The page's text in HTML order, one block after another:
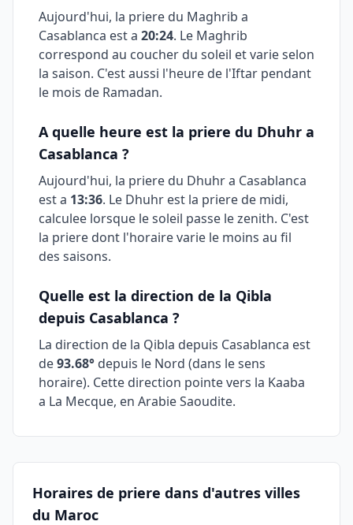
Aujourd'hui, la priere du Maghrib a
Casablanca est a 20:24. Le Maghrib
correspond au coucher du soleil et varie selon
la saison. C'est aussi l'heure de l'Iftar pendant
le mois de Ramadan.
A quelle heure est la priere du Dhuhr a
Casablanca ?
Aujourd'hui, la priere du Dhuhr a Casablanca
est a 13:36. Le Dhuhr est la priere de midi,
calculee lorsque le soleil passe le zenith. C'est
la priere dont l'horaire varie le moins au fil
des saisons.
Quelle est la direction de la Qibla
depuis Casablanca ?
La direction de la Qibla depuis Casablanca est
de93.68° depuis le Nord (dans le sens
horaire). Cette direction pointe vers la Kaaba
a La Mecque, en Arabie Saoudite.
Horaires de priere dans d'autres villes
du Maroc